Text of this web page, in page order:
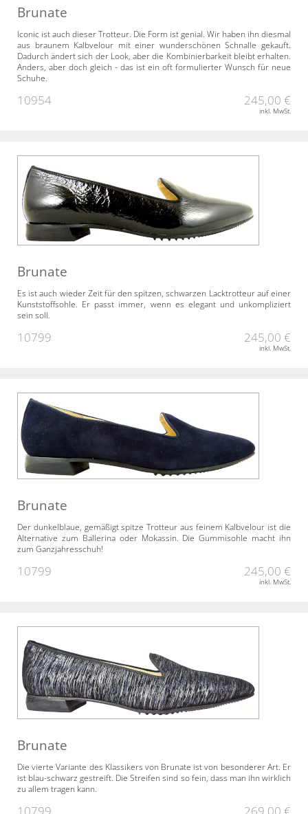
Brunate
Iconic ist auch dieser Trotteur. Die Form ist genial. Wir haben ihn diesmal
aus braunem Kalbvelour mit einer wunderschönen Schnalle gekauft.
Dadurch ändert sich der Look, aber die Kombinierbarkeit bleibt erhalten.
Anders, aber doch gleich - das ist ein oft formulierter Wunsch für neue
Schuhe.
10954 245,00 €
inkl. MwSt.
Brunate
Es ist auch wieder Zeit für den spitzen, schwarzen Lacktrotteur auf einer
Kunststoffsohle. Er passt immer, wenn es elegant und unkompliziert
sein soll.
10799 245,00 €
inkl. MwSt.
Brunate
Der dunkelblaue, gemäßigt spitze Trotteur aus feinem Kalbvelour ist die
Alternative zum Ballerina oder Mokassin. Die Gummisohle macht ihn
zum Ganzjahresschuh!
10799 245,00 €
inkl. MwSt.
Brunate
Die vierte Variante des Klassikers von Brunate ist von besonderer Art. Er
ist blau-schwarz gestreift. Die Streifen sind so fein, dass man ihn wirklich
zu allem tragen kann.